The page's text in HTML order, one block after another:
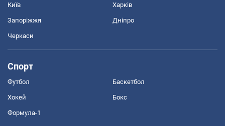
Київ Харків
Запоріжжя Дніпро
Черкаси
Спорт
Футбол Баскетбол
Хокей Бокс
Формула-1